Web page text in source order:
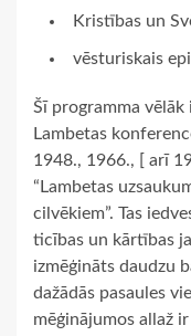
Kristības un
vēsturiskais
Šī programma
Lambetas
1948., 1966., [ arī
“Lambetas
cilvēkiem”. Tas
ticības un kārtības
izmēģināts daudzu
dažādās pasaules
mēģinājumos allaž